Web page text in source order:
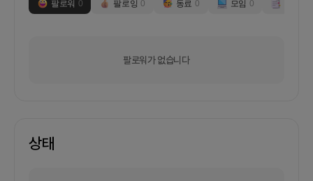
팔로워 0 팔로잉 0 동료 0 모임 0
팔로워가 없습니다
상태